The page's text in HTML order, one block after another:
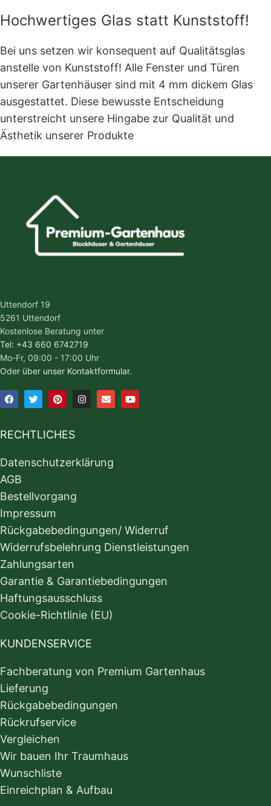
Hochwertiges Glas statt Kunststoff!
Bei uns setzen wir konsequent auf Qualitätsglas
anstelle von Kunststoff! Alle Fenster und Türen
unserer Gartenhäuser sind mit 4 mm dickem Glas
ausgestattet. Diese bewusste Entscheidung
unterstreicht unsere Hingabe zur Qualität und
Ästhetik unserer Produkte
Uttendorf 19
5261 Uttendorf
Kostenlose Beratung unter
Tel: +43 660 6742719
Mo-Fr, 09:00 - 17:00 Uhr
Oder über unser Kontaktformular.
RECHTLICHES
Datenschutzerklärung
AGB
Bestellvorgang
Impressum
Rückgabebedingungen/ Widerruf
Widerrufsbelehrung Dienstleistungen
Zahlungsarten
Garantie & Garantiebedingungen
Haftungsausschluss
Cookie-Richtlinie (EU)
KUNDENSERVICE
Fachberatung von Premium Gartenhaus
Lieferung
Rückgabebedingungen
Rückrufservice
Vergleichen
Wir bauen Ihr Traumhaus
Wunschliste
Einreichplan & Aufbau